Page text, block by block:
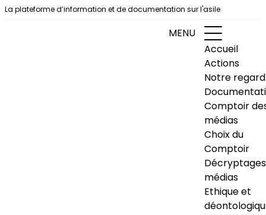
Aller au contenu
La plateforme d’information et de documentation sur l'asile
MENU
Accueil
Actions
Notre regard
Comptoir
médias
Choix du
Comptoir
Décryptages
médias
Ethique et